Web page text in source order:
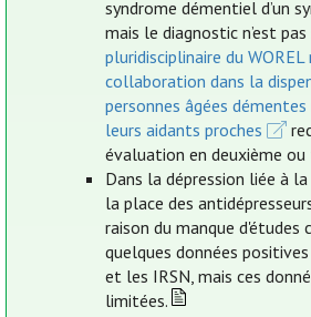
syndrome démentiel d’un
mais le diagnostic n’est pas
pluridisciplinaire du
collaboration dans la
personnes âgées
leurs aidants proches
évaluation en deuxième ou
Dans la dépression liée à
la place des
raison du manque
quelques données positives
et les IRSN, mais ces
limitées.